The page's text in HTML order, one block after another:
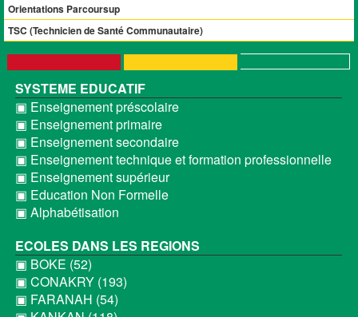
Orientations Parcoursup
TSC (Technicien de Santé Communautaire)
SYSTEME EDUCATIF
▣ Enseignement préscolaire
▣ Enseignement primaire
▣ Enseignement secondaire
▣ Enseignement technique et formation professionnelle
▣ Enseignement supérieur
▣ Education Non Formelle
▣ Alphabétisation
ECOLES DANS LES REGIONS
▣ BOKE (52)
▣ CONAKRY (193)
▣ FARANAH (54)